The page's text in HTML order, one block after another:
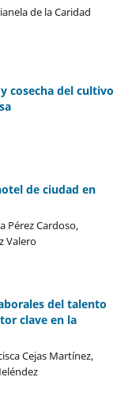
de la Caridad
cosecha del cultivo
de ciudad en
Pérez Cardoso,
Valero
del talento
clave en la
Cejas Martínez,